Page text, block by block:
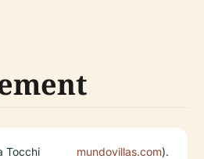
Tocchi
mundovillas.com).